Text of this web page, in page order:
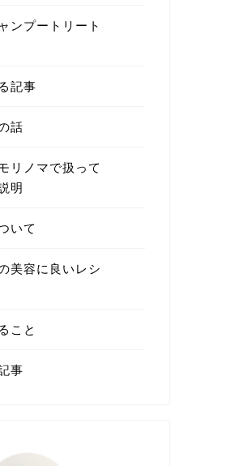
ンプートリート
記事
話
リノマで扱って
明
いて
美容に良いレシ
こと
事